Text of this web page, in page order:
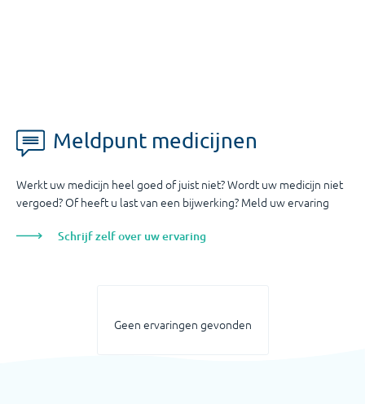
Meldpunt medicijnen
Werkt uw medicijn heel goed of juist niet? Wordt uw medicijn niet
vergoed? Of heeft u last van een bijwerking? Meld uw ervaring
Schrijf zelf over uw ervaring
Geen ervaringen gevonden